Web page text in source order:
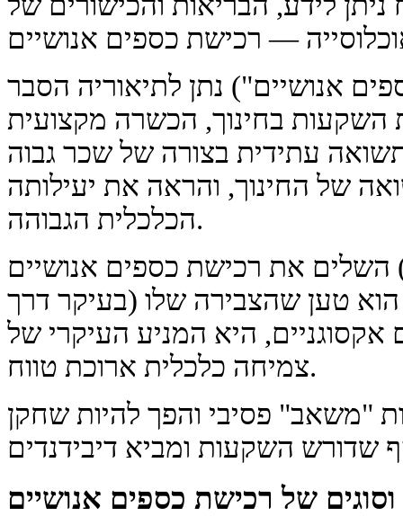
כספים אנושיים") נתן לתיאוריה הסבר
השקעות בחינוך, הכשרה מקצועית
עתידית בצורה של שכר גבוה
של החינוך, והראה את יעילותה
הכלכלית הגבוהה.
לוקאס (שנות ה-80) השלים את רכישת כספים אנושיים
טען שהצבירה שלו (בעיקר דרך
אקסוגניים, היא המניע העיקרי של
צמיחה כלכלית ארוכת טווח.
"משאב" פסיבי והפך להיות שחקן
של רכישת כספים אנושיים